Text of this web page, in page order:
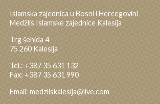
Islamska zajednica u Bosni i Hercegovini
Medžlis Islamske zajednice Kalesija
Trg šehida 4
75 260 Kalesija
Tel.: +387 35 631 132
Fax: +387 35 631 990
Email: medzliskalesija@live.com